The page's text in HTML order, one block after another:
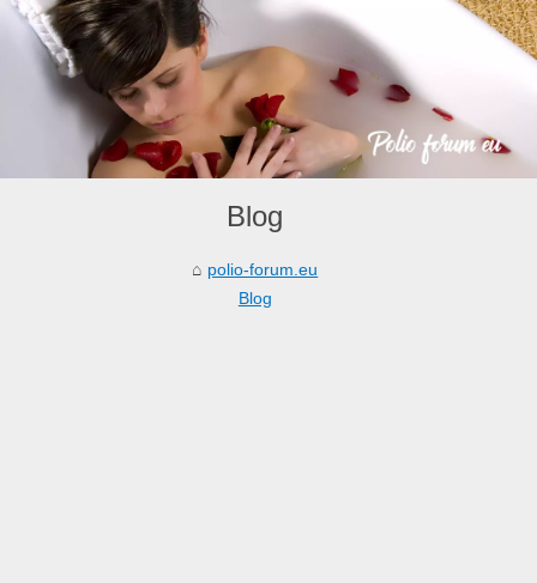
Blog
polio-forum.eu
Blog